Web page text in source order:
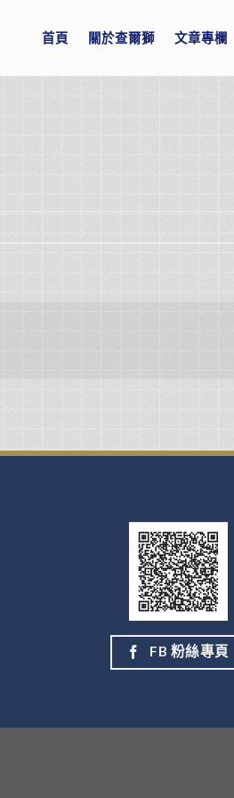
首頁 關於查爾獅 文章專欄
FB 粉絲專頁